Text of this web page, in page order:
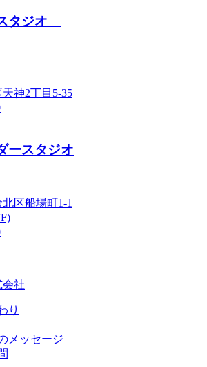
タジオ
神2丁目5-35
ースタジオ
区船場町1-1
り
メッセージ